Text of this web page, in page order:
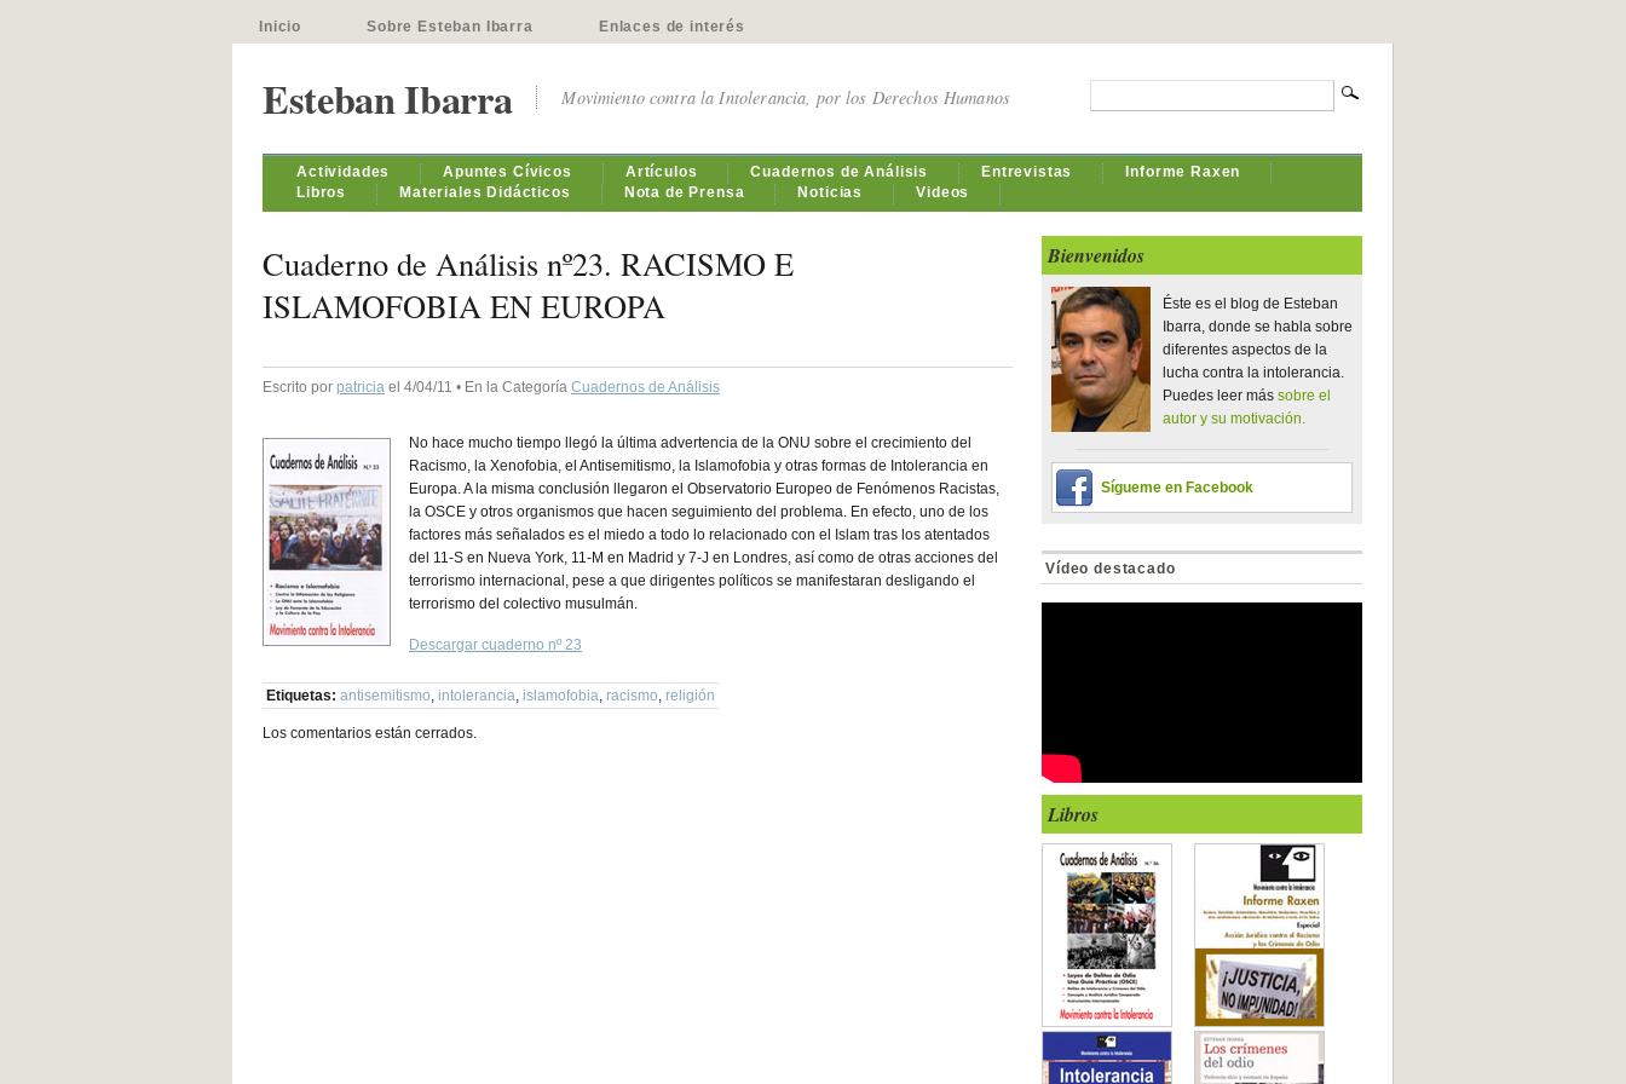
Inicio Sobre Esteban Ibarra Enlaces de interés
Esteban Ibarra Movimiento contra la Intolerancia, por los Derechos Humanos
Actividades Apuntes Cívicos Artículos Cuadernos de Análisis Entrevistas
Informe Raxen
Libros
Materiales Didácticos Nota de Prensa Noticias Videos
Cuaderno de Análisis nº23. RACISMO E
ISLAMOFOBIA EN EUROPA
Escrito por patricia el 4/04/11 • En la Categoría Cuadernos de Análisis
No hace mucho tiempo llegó la última advertencia de la ONU sobre el crecimiento del
Racismo, la Xenofobia, el Antisemitismo, la Islamofobia y otras formas de Intolerancia en
Europa. A la misma conclusión llegaron el Observatorio Europeo de Fenómenos Racistas,
la OSCE y otros organismos que hacen seguimiento del problema. En efecto, uno de los
factores más señalados es el miedo a todo lo relacionado con el Islam tras los atentados
del 11-S en Nueva York, 11-M en Madrid y 7-J en Londres, así como de otras acciones del
terrorismo internacional, pese a que dirigentes políticos se manifestaran desligando el
terrorismo del colectivo musulmán.
Descargar cuaderno nº 23
Etiquetas: antisemitismo, intolerancia, islamofobia, racismo, religión
Los comentarios están cerrados.
Bienvenidos
Éste es el blog de Esteban
Ibarra, donde se habla sobre
diferentes aspectos de la
lucha contra la intolerancia.
Puedes leer más sobre el
autor y su motivación.
Sígueme en Facebook
Vídeo destacado
Libros